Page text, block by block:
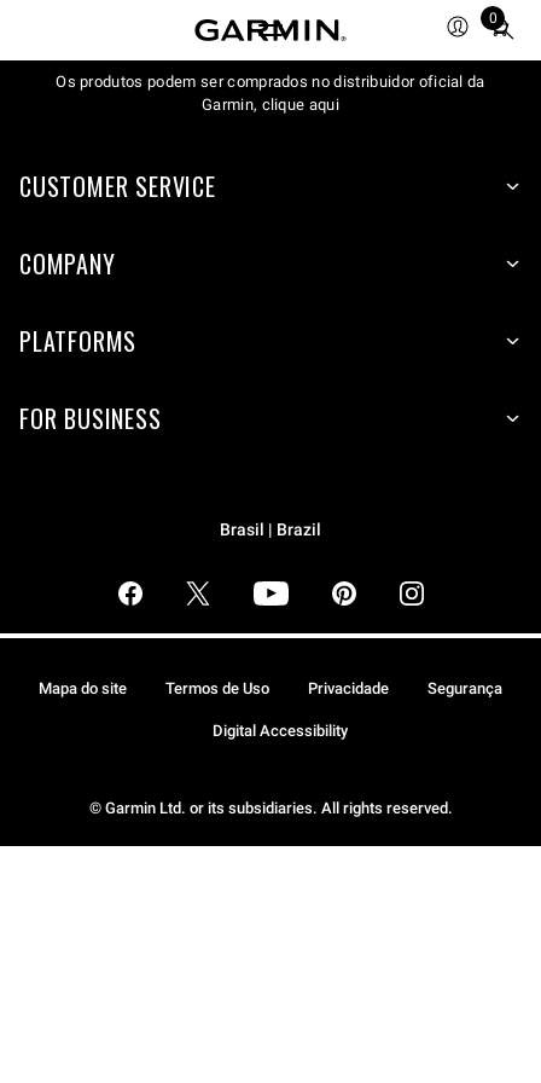
0
Total
items
in
Os produtos podem ser comprados no distribuidor oficial da
Garmin, clique aqui
CUSTOMER SERVICE
COMPANY
PLATFORMS
FOR BUSINESS
Brasil | Brazil
© Garmin Ltd. or its subsidiaries. All rights reserved.
Mapa do site Termos de Uso Privacidade Segurança
Digital Accessibility